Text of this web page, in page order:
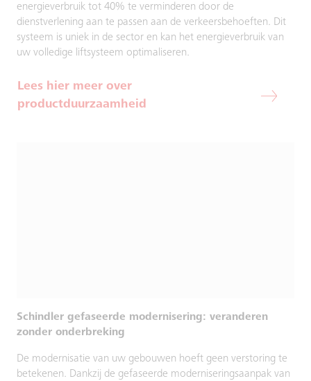
energieverbruik tot 40% te verminderen door de
dienstverlening aan te passen aan de verkeersbehoeften. Dit
systeem is uniek in de sector en kan het energieverbruik van
uw volledige liftsysteem optimaliseren.
Lees hier meer over
productduurzaamheid
Schindler gefaseerde modernisering: veranderen
zonder onderbreking
De modernisatie van uw gebouwen hoeft geen verstoring te
betekenen. Dankzij de gefaseerde moderniseringsaanpak van